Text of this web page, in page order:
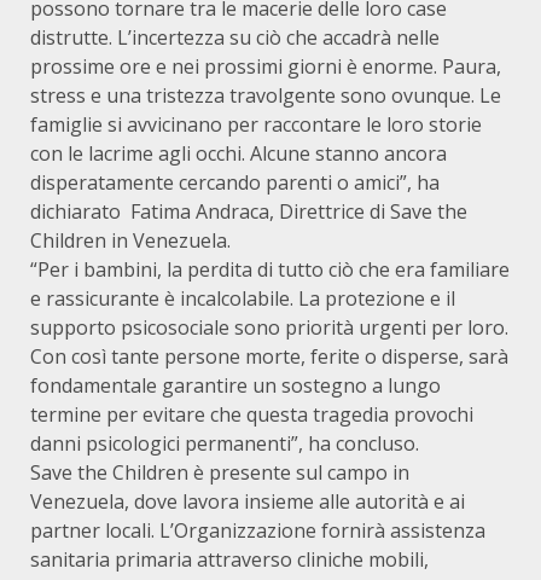
possono tornare tra le macerie delle loro case
distrutte. L’incertezza su ciò che accadrà nelle
prossime ore e nei prossimi giorni è enorme. Paura,
stress e una tristezza travolgente sono ovunque. Le
famiglie si avvicinano per raccontare le loro storie
con le lacrime agli occhi. Alcune stanno ancora
disperatamente cercando parenti o amici”, ha
dichiarato Fatima Andraca, Direttrice di Save the
Children in Venezuela.
“Per i bambini, la perdita di tutto ciò che era familiare
e rassicurante è incalcolabile. La protezione e il
supporto psicosociale sono priorità urgenti per loro.
Con così tante persone morte, ferite o disperse, sarà
fondamentale garantire un sostegno a lungo
termine per evitare che questa tragedia provochi
danni psicologici permanenti”, ha concluso.
Save the Children è presente sul campo in
Venezuela, dove lavora insieme alle autorità e ai
partner locali. L’Organizzazione fornirà assistenza
sanitaria primaria attraverso cliniche mobili,